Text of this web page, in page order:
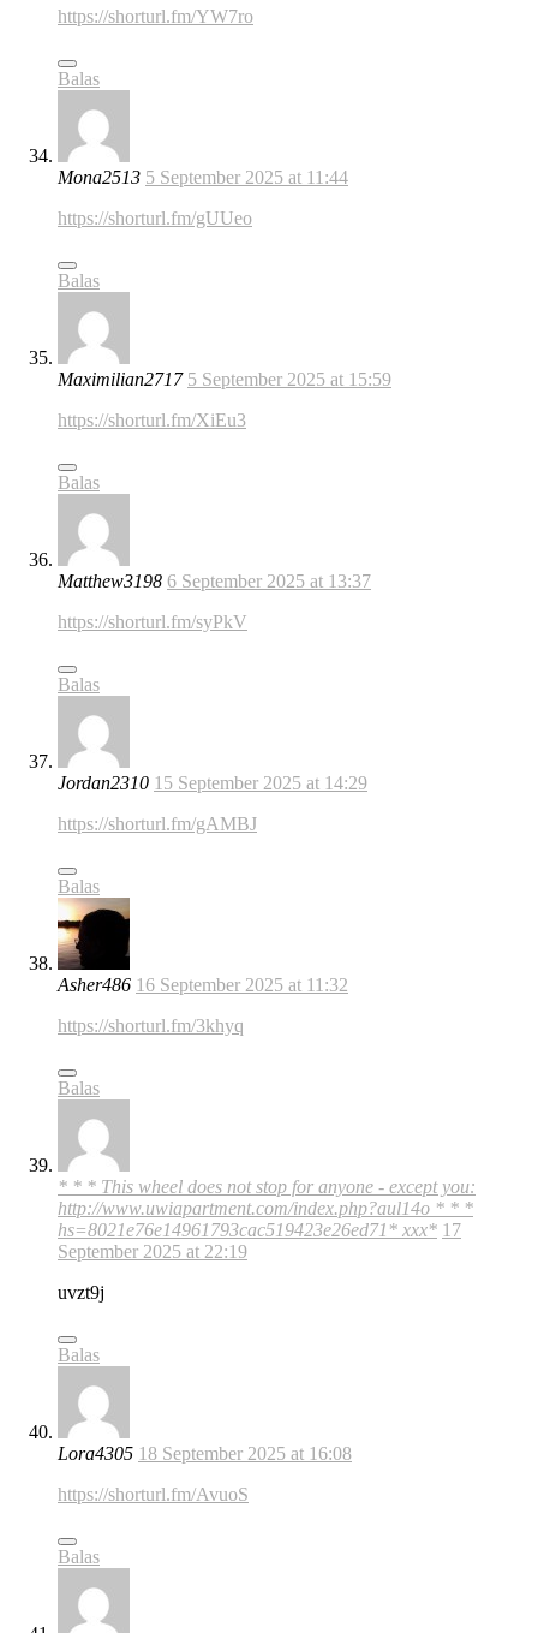
https://shorturl.fm/YW7ro
Balas
Mona2513 5 September 2025 at 11:44
https://shorturl.fm/gUUeo
Balas
Maximilian2717 5 September 2025 at 15:59
https://shorturl.fm/XiEu3
Balas
Matthew3198 6 September 2025 at 13:37
https://shorturl.fm/syPkV
Balas
Jordan2310 15 September 2025 at 14:29
https://shorturl.fm/gAMBJ
Balas
Asher486 16 September 2025 at 11:32
https://shorturl.fm/3khyq
Balas
* * * This wheel does not stop for anyone - except you:
http://www.uwiapartment.com/index.php?aul14o * * *
hs=8021e76e14961793cac519423e26ed71* ххх* 17
September 2025 at 22:19
uvzt9j
Balas
Lora4305 18 September 2025 at 16:08
https://shorturl.fm/AvuoS
Balas